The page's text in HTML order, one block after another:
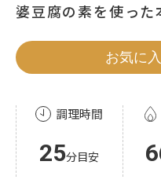
婆豆腐の素を使った
お気に
調理時間
25分目安